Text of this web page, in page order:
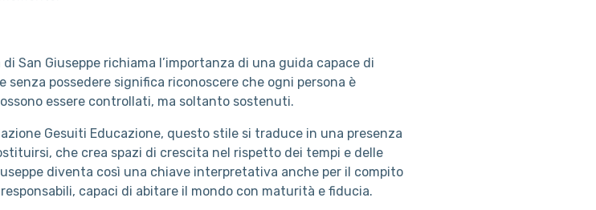
San Giuseppe richiama l’importanza di una guida capace di
possedere significa riconoscere che ogni persona è
essere controllati, ma soltanto sostenuti.
Gesuiti Educazione, questo stile si traduce in una presenza
che crea spazi di crescita nel rispetto dei tempi e delle
diventa così una chiave interpretativa anche per il compito
capaci di abitare il mondo con maturità e fiducia.